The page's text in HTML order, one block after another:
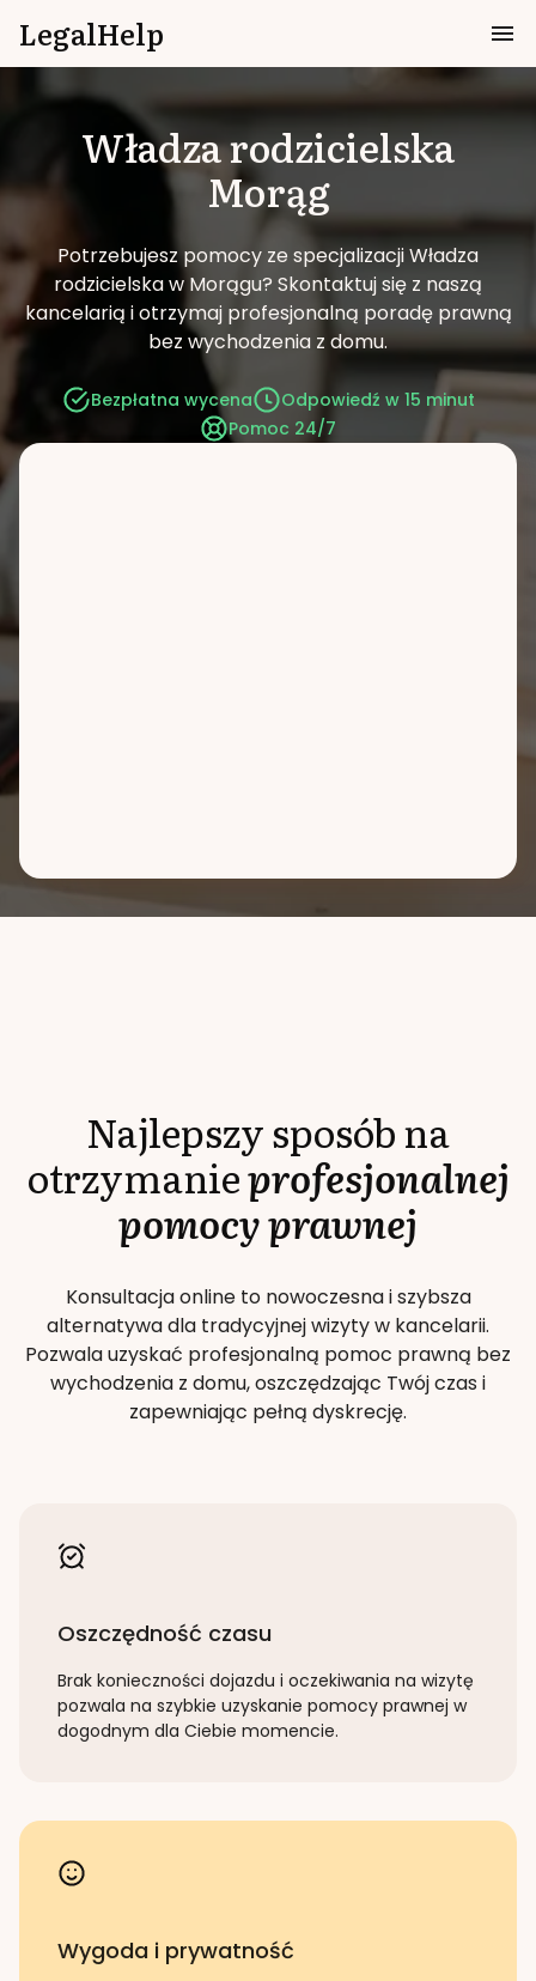
LegalHelp
Władza rodzicielska
Morąg
Potrzebujesz pomocy ze specjalizacji Władza
rodzicielska w Morągu? Skontaktuj się z naszą
kancelarią i otrzymaj profesjonalną poradę prawną
bez wychodzenia z domu.
Bezpłatna wycena
Odpowiedź w 15 minut
Pomoc 24/7
Najlepszy sposób na
otrzymanieprofesjonalnej
pomocy prawnej
Konsultacja online to nowoczesna i szybsza
alternatywa dla tradycyjnej wizyty w kancelarii.
Pozwala uzyskać profesjonalną pomoc prawną bez
wychodzenia z domu, oszczędzając Twój czas i
zapewniając pełną dyskrecję.
Oszczędność czasu
Brak konieczności dojazdu i oczekiwania na wizytę
pozwala na szybkie uzyskanie pomocy prawnej w
dogodnym dla Ciebie momencie.
Wygoda i prywatność